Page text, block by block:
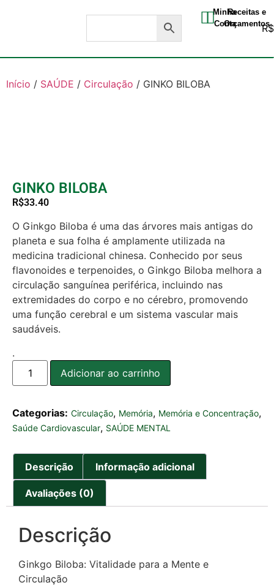
Minha
Conta
Receitas e
Orçamentos
R$
Início / SAÚDE / Circulação / GINKO BILOBA
GINKO BILOBA
R$33.40
O Ginkgo Biloba é uma das árvores mais antigas do
planeta e sua folha é amplamente utilizada na
medicina tradicional chinesa. Conhecido por seus
flavonoides e terpenoides, o Ginkgo Biloba melhora a
circulação sanguínea periférica, incluindo nas
extremidades do corpo e no cérebro, promovendo
uma função cerebral e um sistema vascular mais
saudáveis.
.
Adicionar ao carrinho
Categorias: Circulação, Memória, Memória e Concentração,
Saúde Cardiovascular, SAÚDE MENTAL
Descrição Informação adicional
Avaliações (0)
Descrição
Ginkgo Biloba: Vitalidade para a Mente e
Circulação